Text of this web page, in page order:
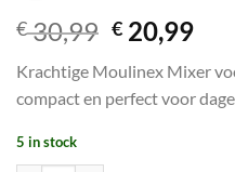
€30,99 Original
price
was:
€ 30,99.
€ 20,99
is:
€
Krachtige Moulinex Mixer
compact en perfect voor
5 in stock